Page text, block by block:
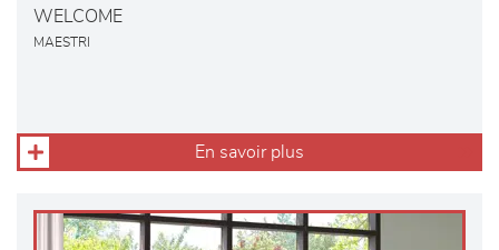
WELCOME
MAESTRI
En savoir plus